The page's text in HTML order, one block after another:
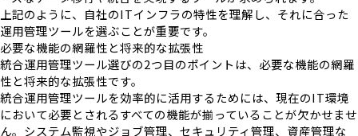
上記のように、自社のITインフラの特性を理解し、それに合った
運用管理ツールを選ぶことが重要です。
必要な機能の網羅性と将来的な拡張性
統合運用管理ツール選びの2つ目のポイントは、必要な機能の網羅
性と将来的な拡張性です。
統合運用管理ツールを効率的に活用するためには、現在のIT環境
において必要とされるすべての機能が揃っていることが欠かせませ
ん。システム監視やジョブ管理、セキュリティ管理、資産管理な